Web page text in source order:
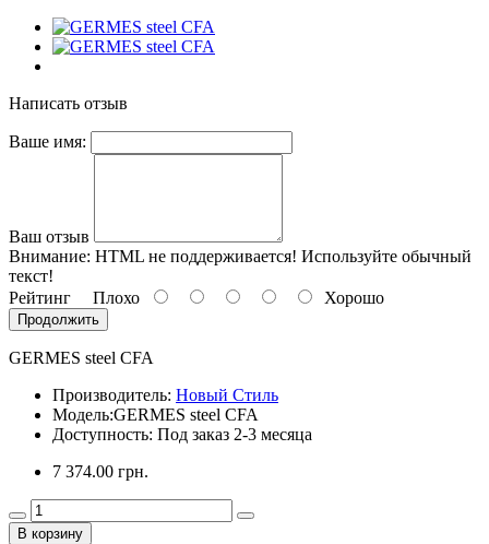
Написать отзыв
Ваше имя:
Ваш отзыв
Внимание: HTML не поддерживается! Используйте обычный
текст!
Рейтинг Плохо Хорошо
Продолжить
GERMES steel CFA
Производитель: Новый Стиль
Модель:GERMES steel CFA
Доступность: Под заказ 2-3 месяца
7 374.00 грн.
В корзину